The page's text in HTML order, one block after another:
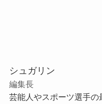
シュガリン
編集長
芸能人やスポーツ選手の